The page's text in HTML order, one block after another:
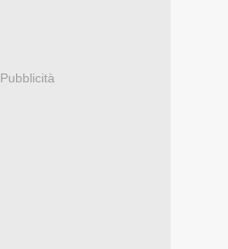
Pubblicità